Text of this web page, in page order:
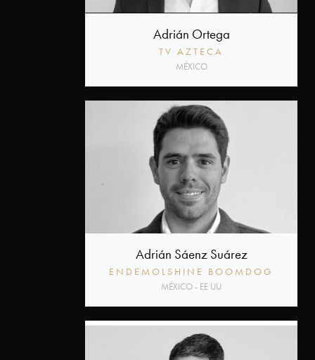
Adrián Ortega
TV AZTECA
MÉXICO
Adrián Sáenz Suárez
ENDEMOLSHINE BOOMDOG
MÉXICO - EE UU